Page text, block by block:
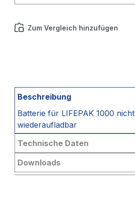
Zum Vergleich hinzufügen
Beschreibung
Batterie für LIFEPAK 1000 nicht
wiederaufladbar
Technische Daten
Downloads